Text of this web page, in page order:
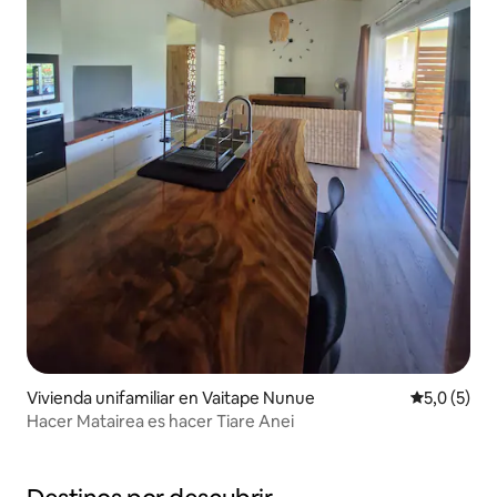
Vivienda unifamiliar en Vaitape Nunue
5,0 (5)
Hacer Matairea es hacer Tiare Anei